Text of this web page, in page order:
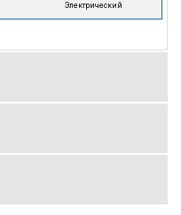
Электрический